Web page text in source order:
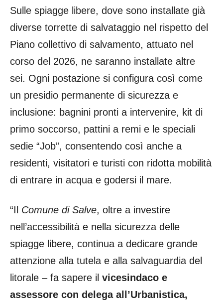
Sulle spiagge libere, dove sono installate già
diverse torrette di salvataggio nel rispetto del
Piano collettivo di salvamento, attuato nel
corso del 2026, ne saranno installate altre
sei. Ogni postazione si configura così come
un presidio permanente di sicurezza e
inclusione: bagnini pronti a intervenire, kit di
primo soccorso, pattini a remi e le speciali
sedie “Job”, consentendo così anche a
residenti, visitatori e turisti con ridotta mobilità
di entrare in acqua e godersi il mare.
“Il Comune di Salve, oltre a investire
nell’accessibilità e nella sicurezza delle
spiagge libere, continua a dedicare grande
attenzione alla tutela e alla salvaguardia del
litorale – fa sapere il vicesindaco e
assessore con delega all’Urbanistica,